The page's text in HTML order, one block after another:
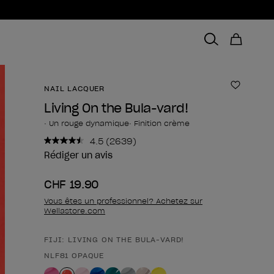
NAIL LACQUER
Living On the Bula-vard!
• Un rouge dynamique• Finition crème
4.5 Lire
2639
même
(2639)
Rédiger un avis
CHF 19.90
Vous êtes un professionnel? Achetez sur
Wellastore.com
Forme du produit
FIJI: LIVING ON THE BULA-VARD!
NLF81 OPAQUE